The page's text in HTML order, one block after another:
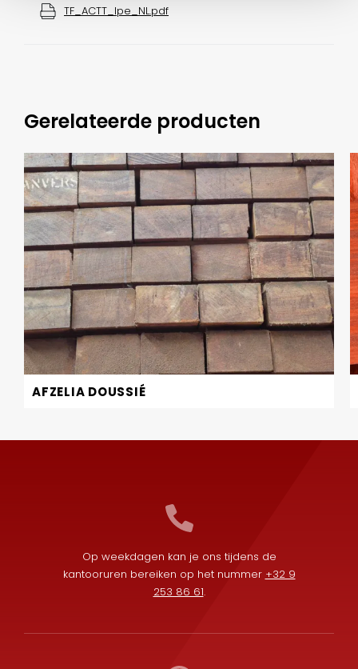
TF_ACTT_Ipe_NL.pdf
Gerelateerde producten
AFZELIA DOUSSIÉ
Op weekdagen kan je ons tijdens de
kantooruren bereiken op het nummer +32 9
253 86 61.